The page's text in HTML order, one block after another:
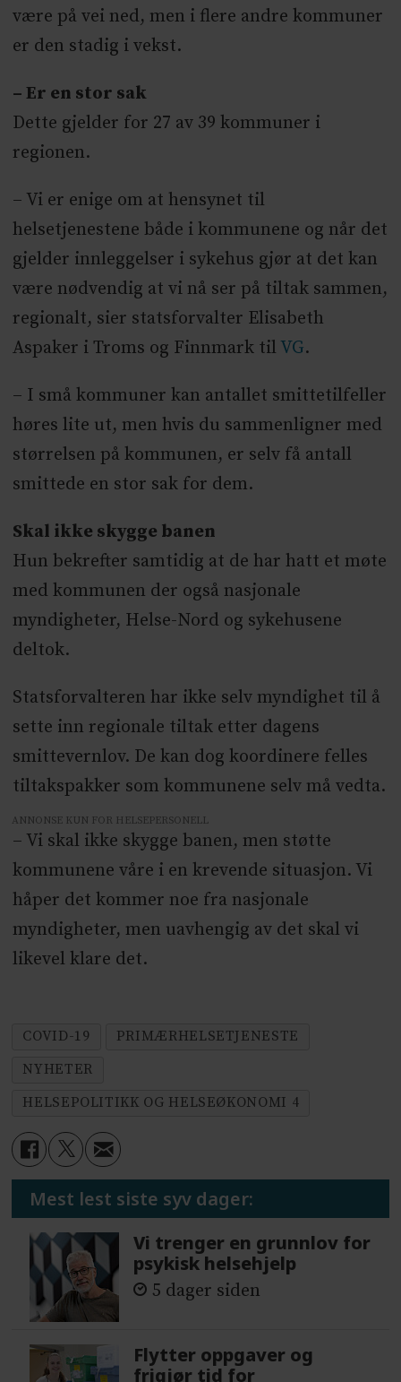
være på vei ned, men i flere andre kommuner
er den stadig i vekst.
– Er en stor sak
Dette gjelder for 27 av 39 kommuner i
regionen.
– Vi er enige om at hensynet til
helsetjenestene både i kommunene og når det
gjelder innleggelser i sykehus gjør at det kan
være nødvendig at vi nå ser på tiltak sammen,
regionalt, sier statsforvalter Elisabeth
Aspaker i Troms og Finnmark til VG.
– I små kommuner kan antallet smittetilfeller
høres lite ut, men hvis du sammenligner med
størrelsen på kommunen, er selv få antall
smittede en stor sak for dem.
Skal ikke skygge banen
Hun bekrefter samtidig at de har hatt et møte
med kommunen der også nasjonale
myndigheter, Helse-Nord og sykehusene
deltok.
Statsforvalteren har ikke selv myndighet til å
sette inn regionale tiltak etter dagens
smittevernlov. De kan dog koordinere felles
tiltakspakker som kommunene selv må vedta.
ANNONSE KUN FOR HELSEPERSONELL
– Vi skal ikke skygge banen, men støtte
kommunene våre i en krevende situasjon. Vi
håper det kommer noe fra nasjonale
myndigheter, men uavhengig av det skal vi
likevel klare det.
COVID-19
PRIMÆRHELSETJENESTE
NYHETER
HELSEPOLITIKK OG HELSEØKONOMI 4
Mest lest siste syv dager:
Vi trenger en grunnlov for
psykisk helsehjelp
5 dager siden
Flytter oppgaver og
frigjør tid for